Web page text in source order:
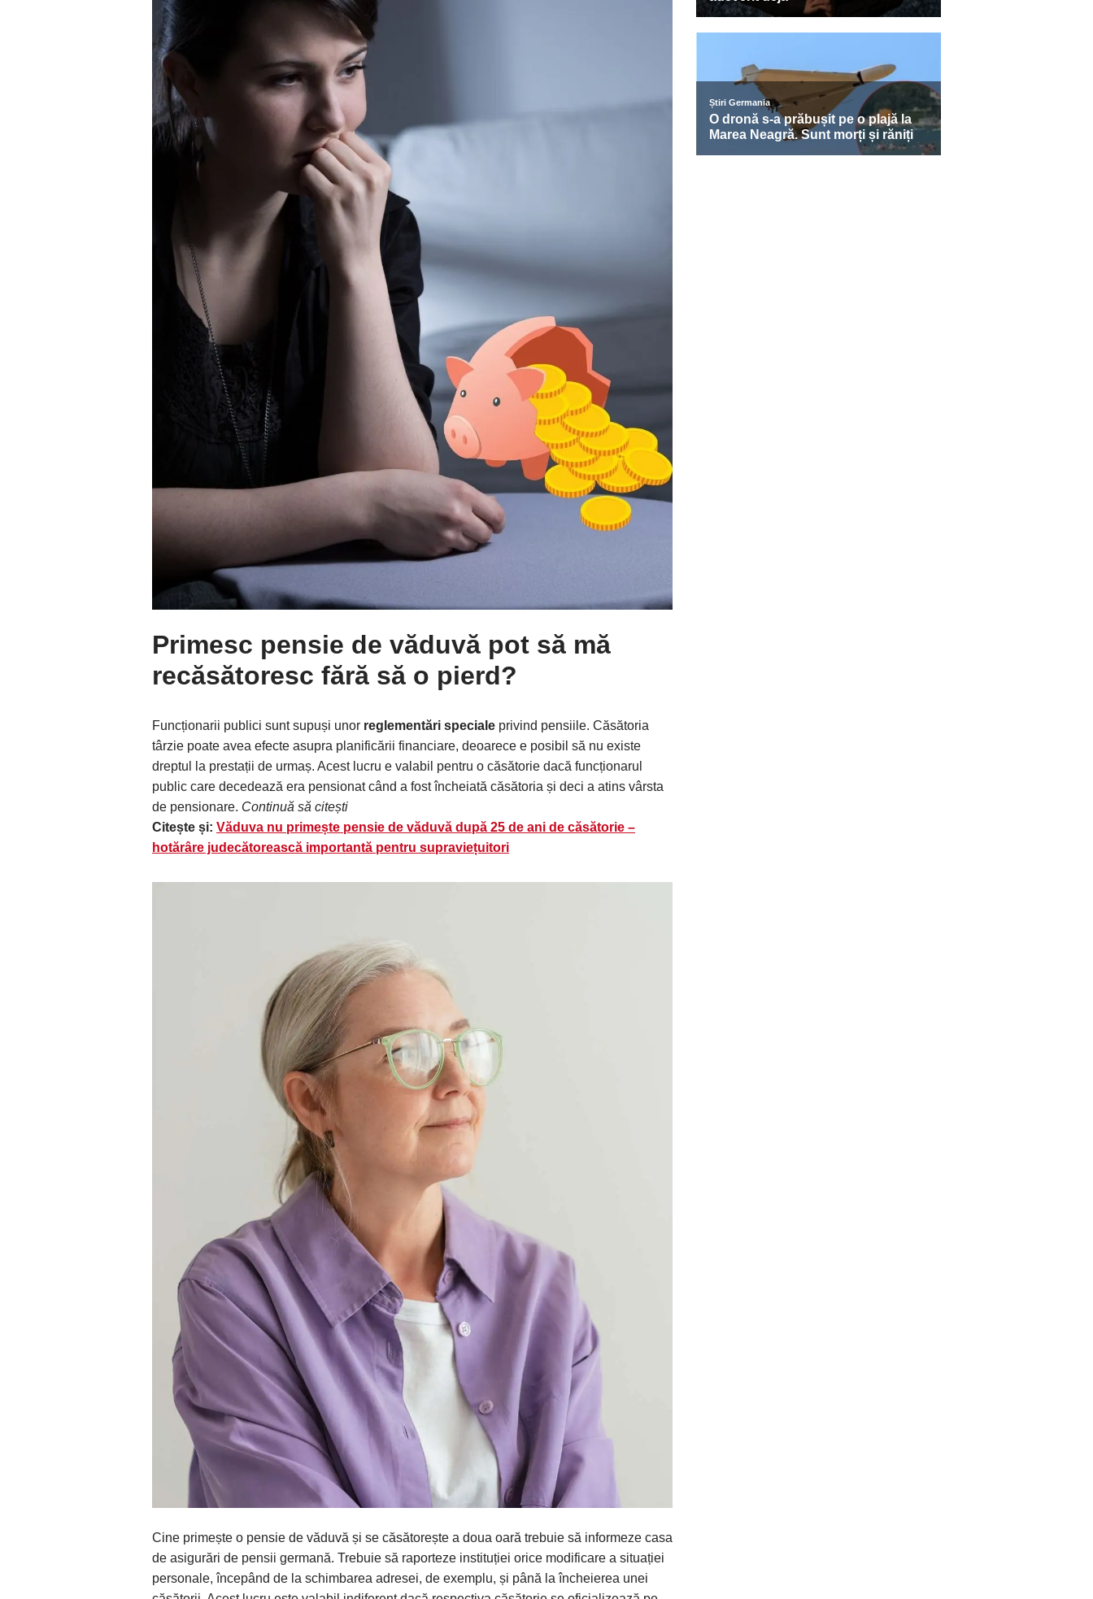
Primesc pensie de văduvă pot să mă
recăsătoresc fără să o pierd?
Funcționarii publici sunt supuși unor reglementări speciale privind pensiile. Căsătoria
târzie poate avea efecte asupra planificării financiare, deoarece e posibil să nu existe
dreptul la prestații de urmaș. Acest lucru e valabil pentru o căsătorie dacă funcționarul
public care decedează era pensionat când a fost încheiată căsătoria și deci a atins vârsta
de pensionare. Continuă să citești
Citește și: Văduva nu primește pensie de văduvă după 25 de ani de căsătorie –
hotărâre judecătorească importantă pentru supraviețuitori
Cine primește o pensie de văduvă și se căsătorește a doua oară trebuie să informeze casa
de asigurări de pensii germană. Trebuie să raporteze instituției orice modificare a situației
personale, începând de la schimbarea adresei, de exemplu, și până la încheierea unei